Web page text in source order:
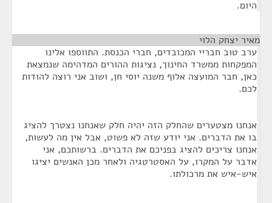
היום.
מאיר יצחק הלוי
ערב טוב חבריי המכובדים, חברי הכנסת. התווספו אלינו
המפקחות ממשרד החינוך, נציגות ההורים המדהימה שנמצאת
כאן, חבר המועצה אלוף משנה יוסי חן, ושוב אני רוצה להודות
לכם.
אנחנו מצטערים שהחלק הזה יהיה חלק שאנחנו נצטרך להציג
בו את הדברים. אני יודע שזה לא פשוט, אבל אין מה לעשות,
אנחנו צריכים להציג בפניכם את הדברים. ברשותכם, אני
אדבר על המקרו, על האסטרטגיה ולאחר מכן האנשים יציגו
איש-איש את מרכולתו.